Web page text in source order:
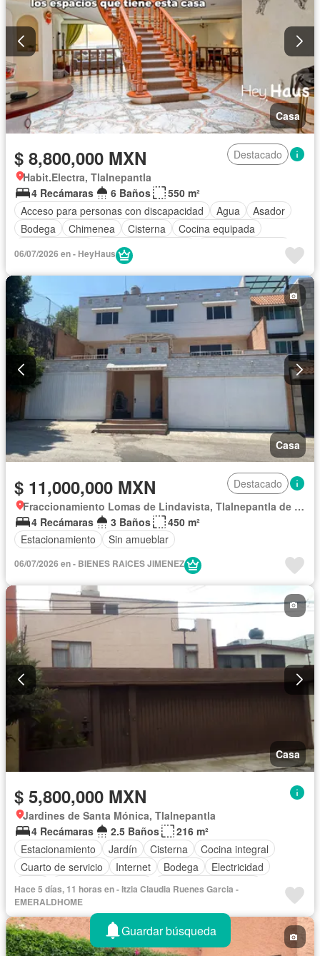
Casa
$ 8,800,000 MXN
Destacado
Habit.Electra, Tlalnepantla
4 Recámaras
6 Baños
550 m²
Acceso para personas con discapacidad
Agua
Asador
Bodega
Chimenea Cisterna
Cocina equipada
Cuarto de Limpieza
Estacionamiento
Jardín
Recámara con closet
Azotea
Sala polivalente
Televisión por cable
Terraza
Vista panorámica
Wifi Sin amueblar
06/07/2026 en - HeyHaus
Casa
$ 11,000,000 MXN
Destacado
Fraccionamiento Lomas de Lindavista, Tlalnepantla de Baz
4 Recámaras
3 Baños
450 m²
Estacionamiento
Sin amueblar
06/07/2026 en - BIENES RAICES JIMENEZ
Casa
$ 5,800,000 MXN
Jardines de Santa Mónica, Tlalnepantla
4 Recámaras
2.5 Baños
216 m²
Estacionamiento
Jardín Cisterna
Cocina integral
Cuarto de servicio
Internet Bodega
Electricidad
Agua
Televisión por cable
Recámara con closet
Sin amueblar
Hace 5 días, 11 horas en - Itzia Claudia Ruenes Garcia -
EMERALDHOME
Guardar búsqueda